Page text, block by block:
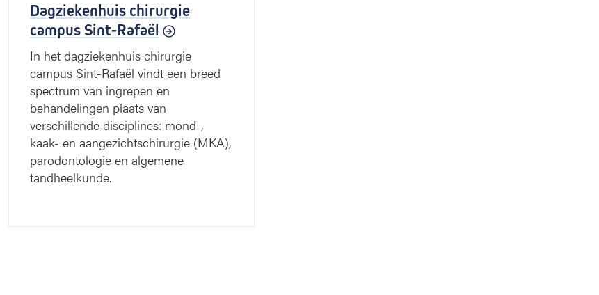
Dagziekenhuis chirurgie
campus Sint-Rafaël
In het dagziekenhuis chirurgie
campus Sint-Rafaël vindt een breed
spectrum van ingrepen en
behandelingen plaats van
verschillende disciplines: mond-,
kaak- en aangezichtschirurgie (MKA),
parodontologie en algemene
tandheelkunde.